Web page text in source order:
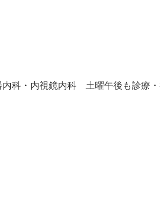
科・内視鏡内科 土曜午後も診療